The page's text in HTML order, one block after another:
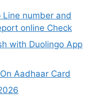
Line number and
online Check
with Duolingo App
Aadhaar Card